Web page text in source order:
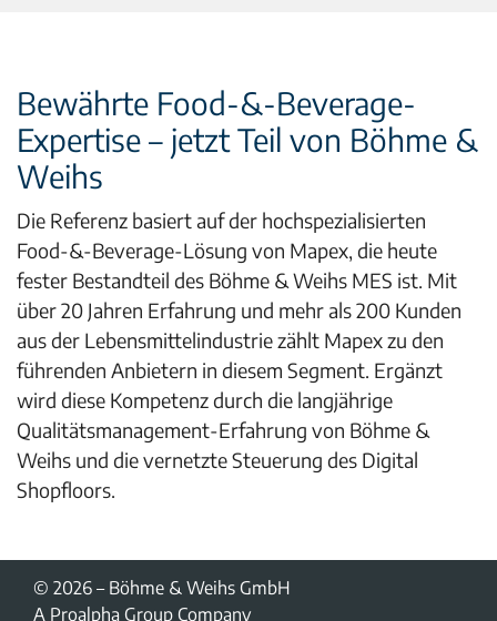
Bewährte Food-&-Beverage-
Expertise – jetzt Teil von Böhme &
Weihs
Die Referenz basiert auf der hochspezialisierten
Food-&-Beverage-Lösung von Mapex, die heute
fester Bestandteil des Böhme & Weihs MES ist. Mit
über 20 Jahren Erfahrung und mehr als 200 Kunden
aus der Lebensmittelindustrie zählt Mapex zu den
führenden Anbietern in diesem Segment. Ergänzt
wird diese Kompetenz durch die langjährige
Qualitätsmanagement-Erfahrung von Böhme &
Weihs und die vernetzte Steuerung des Digital
Shopfloors.
© 2026 – Böhme & Weihs GmbH
A Proalpha Group Company